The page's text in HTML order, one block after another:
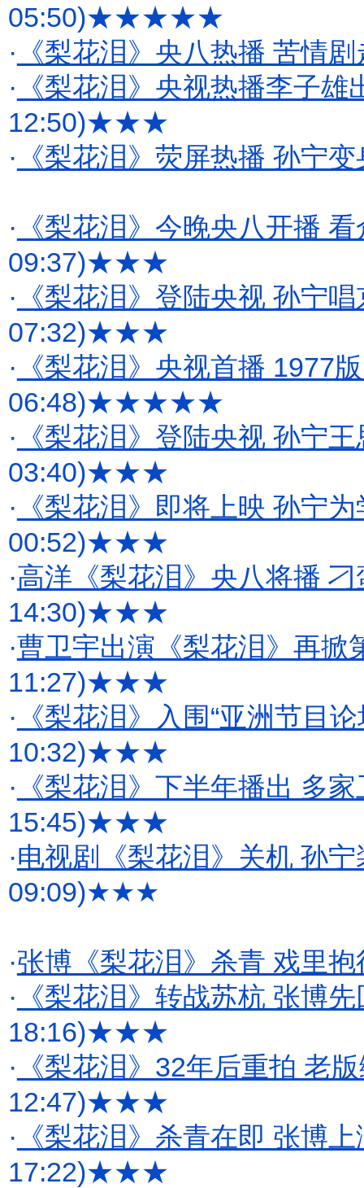
05:50)★★★★★
· 《梨花泪》央八热播 苦情
· 《梨花泪》央视热播李子雄
12:50)★★★
· 《梨花泪》荧屏热播 孙宁
· 《梨花泪》今晚央八开播
09:37)★★★
· 《梨花泪》登陆央视 孙宁
07:32)★★★
· 《梨花泪》央视首播 1977
06:48)★★★★★
· 《梨花泪》登陆央视 孙宁
03:40)★★★
· 《梨花泪》即将上映 孙宁
00:52)★★★
·高洋《梨花泪》央八将播
14:30)★★★
·曹卫宇出演《梨花泪》再掀
11:27)★★★
· 《梨花泪》入围“亚洲节目
10:32)★★★
· 《梨花泪》下半年播出 多
15:45)★★★
·电视剧《梨花泪》关机 孙
09:09)★★★
·张博《梨花泪》杀青 戏里
· 《梨花泪》转战苏杭 张博
18:16)★★★
· 《梨花泪》32年后重拍 老
12:47)★★★
· 《梨花泪》杀青在即 张博
17:22)★★★